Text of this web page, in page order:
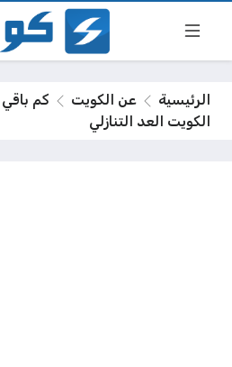
الرئيسية عن الكويت
الكويت العد التنازلي